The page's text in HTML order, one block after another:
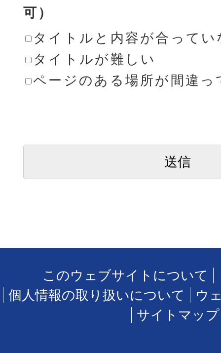
可）
タイトルと内容が合ってい
タイトルが難しい
ページのある場所が間違っ
このウェブサイトについて
個人情報の取り扱いについて
ウ
サイトマップ